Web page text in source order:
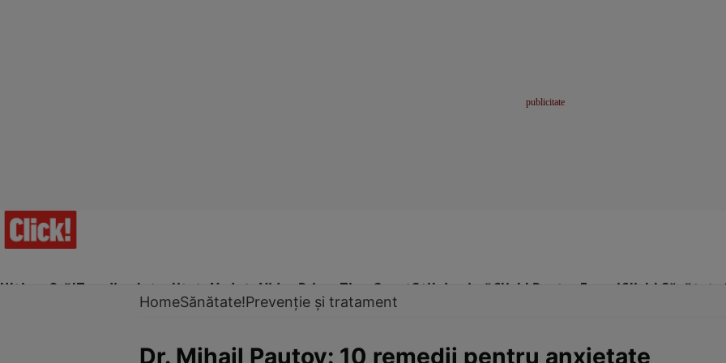
Ultima Oră!Trending Actualitate Vedete Video Prime Time SportStil de viațăClick! Pentru FemeiClick! Sănătate
HomeSănătate!Prevenție și tratament
Dr. Mihail Pautov: 10 remedii pentru anxietate